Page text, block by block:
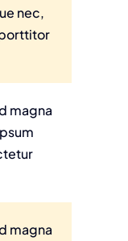
nec,
magna
magna